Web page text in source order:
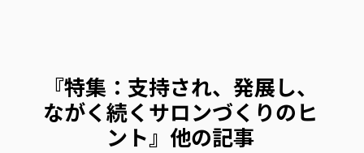
『特集：支持され、発展し、
ながく続くサロンづくりのヒ
ント』他の記事